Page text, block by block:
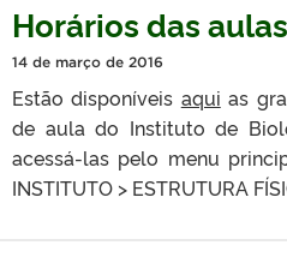
Horários das
14 de março de 2016
Estão disponíveis aqui as
de aula do Instituto de
acessá-las pelo menu
INSTITUTO > ESTRUTURA